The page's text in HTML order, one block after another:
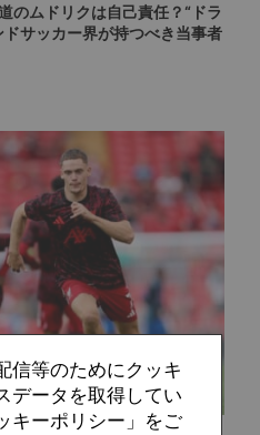
のムドリクは自己責任？“ドラ
サッカー界が持つべき当事者
信等のためにクッキ
データを取得してい
キーポリシー」をご